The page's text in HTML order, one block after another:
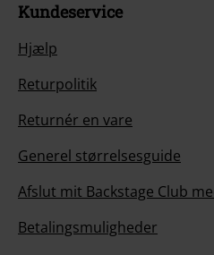
Kundeservice
Hjælp
Returpolitik
Returnér en vare
Generel størrelsesguide
Afslut mit Backstage Club
Betalingsmuligheder